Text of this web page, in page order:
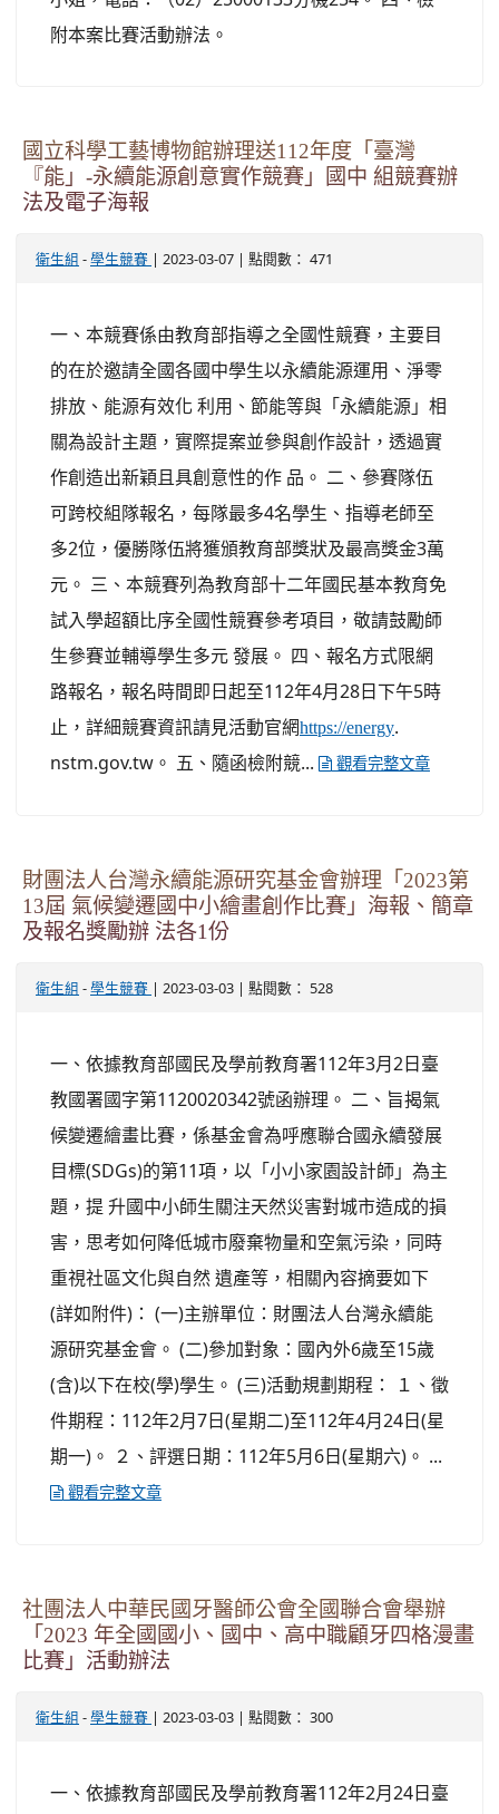
附本案比賽活動辦法。
國立科學工藝博物館辦理送112年度「臺灣
『能」-永續能源創意實作競賽」國中 組競賽辦
法及電子海報
衛生組 - 學生競賽 | 2023-03-07 | 點閱數： 471
一、本競賽係由教育部指導之全國性競賽，主要目
的在於邀請全國各國中學生以永續能源運用、淨零
排放、能源有效化 利用、節能等與「永續能源」相
關為設計主題，實際提案並參與創作設計，透過實
作創造出新穎且具創意性的作 品。 二、參賽隊伍
可跨校組隊報名，每隊最多4名學生、指導老師至
多2位，優勝隊伍將獲頒教育部獎狀及最高獎金3萬
元。 三、本競賽列為教育部十二年國民基本教育免
試入學超額比序全國性競賽參考項目，敬請鼓勵師
生參賽並輔導學生多元 發展。 四、報名方式限網
路報名，報名時間即日起至112年4月28日下午5時
止，詳細競賽資訊請見活動官網https://energy.
nstm.gov.tw。 五、隨函檢附競...
觀看完整文章
財團法人台灣永續能源研究基金會辦理「2023第
13屆 氣候變遷國中小繪畫創作比賽」海報、簡章
及報名獎勵辦 法各1份
衛生組 - 學生競賽 | 2023-03-03 | 點閱數： 528
一、依據教育部國民及學前教育署112年3月2日臺
教國署國字第1120020342號函辦理。 二、旨揭氣
候變遷繪畫比賽，係基金會為呼應聯合國永續發展
目標(SDGs)的第11項，以「小小家園設計師」為主
題，提 升國中小師生關注天然災害對城市造成的損
害，思考如何降低城市廢棄物量和空氣污染，同時
重視社區文化與自然 遺產等，相關內容摘要如下
(詳如附件)： (一)主辦單位：財團法人台灣永續能
源研究基金會。 (二)參加對象：國內外6歲至15歲
(含)以下在校(學)學生。 (三)活動規劃期程： １、徵
件期程：112年2月7日(星期二)至112年4月24日(星
期一)。 ２、評選日期：112年5月6日(星期六)。 ...
觀看完整文章
社團法人中華民國牙醫師公會全國聯合會舉辦
「2023 年全國國小、國中、高中職顧牙四格漫畫
比賽」活動辦法
衛生組 - 學生競賽 | 2023-03-03 | 點閱數： 300
一、依據教育部國民及學前教育署112年2月24日臺